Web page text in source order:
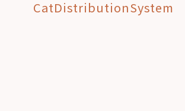
CatDistributionSystem